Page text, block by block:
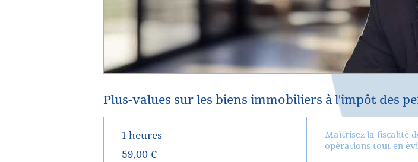
Plus-values sur les biens immobiliers à l'impôt des
1 heures
59,00 €
Maîtrisez la fiscalité
opérations tout en